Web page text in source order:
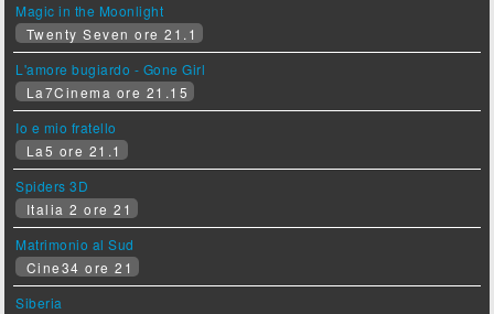
Magic in the Moonlight
Twenty Seven ore 21.1
L'amore bugiardo - Gone Girl
La7Cinema ore 21.15
Io e mio fratello
La5 ore 21.1
Spiders 3D
Italia 2 ore 21
Matrimonio al Sud
Cine34 ore 21
Siberia